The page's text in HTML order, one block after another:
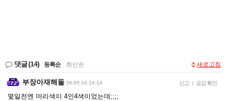
댓글(14) 등록순 최신순 새로고침
부장아재해돌 26-05-16 14:14 신고 | 공감 확인
몇일전엔 머리색이 4인4색이었는데;;;;